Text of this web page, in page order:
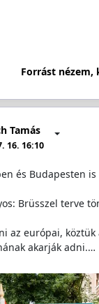
Forrást
Tamás
16. 16:10
és Budapesten
Brüsszel terve
az európai,
akarják adni.…